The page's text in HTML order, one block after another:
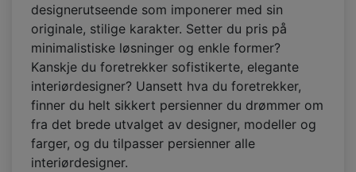
designerutseende som imponerer med sin
originale, stilige karakter. Setter du pris på
minimalistiske løsninger og enkle former?
Kanskje du foretrekker sofistikerte, elegante
interiørdesigner? Uansett hva du foretrekker,
finner du helt sikkert persienner du drømmer om
fra det brede utvalget av designer, modeller og
farger, og du tilpasser persienner alle
interiørdesigner.